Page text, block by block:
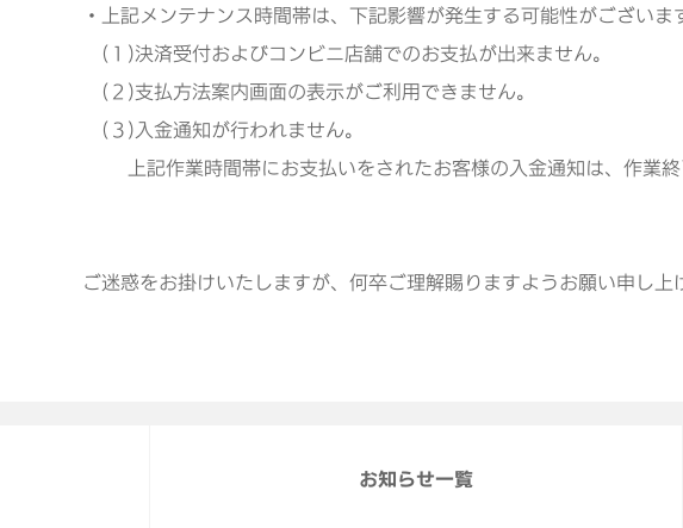
・上記メンテナンス時間帯は、下記影響が発生する可能性がございま
(１)決済受付およびコンビニ店舗でのお支払が出来ません。
(２)支払方法案内画面の表示がご利用できません。
(３)入金通知が行われません。
上記作業時間帯にお支払いをされたお客様の入金通知は、作業終
ご迷惑をお掛けいたしますが、何卒ご理解賜りますようお願い申し上
お知らせ一覧